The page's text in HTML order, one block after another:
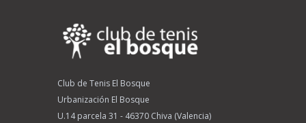
Club de Tenis El Bosque
Urbanización El Bosque
U.14 parcela 31 - 46370 Chiva (Valencia)